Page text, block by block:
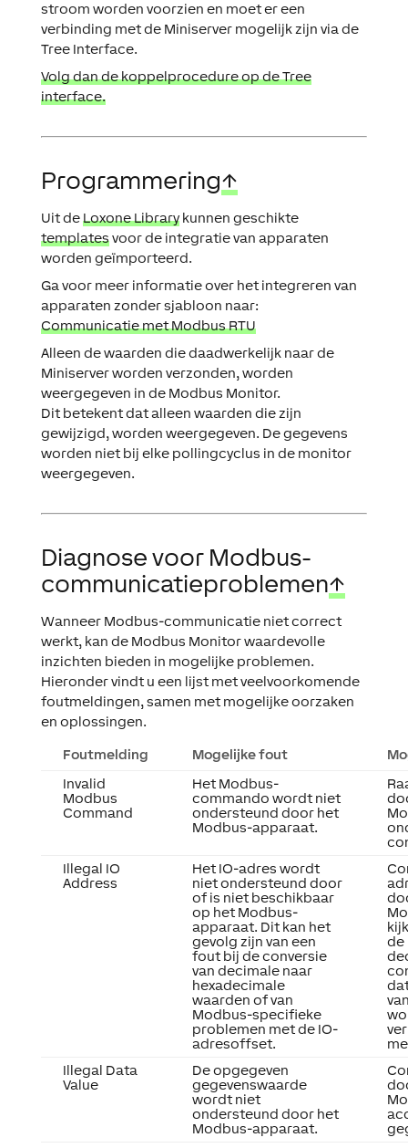
stroom worden voorzien en moet er een
verbinding met de Miniserver mogelijk zijn via de
Tree Interface.
Volg dan de koppelprocedure op de Tree
interface.
Programmering↑
Uit deLoxone Librarykunnen geschikte
templatesvoor de integratie van apparaten
worden geïmporteerd.
Ga voor meer informatie over het integreren van
apparaten zonder sjabloon naar:
Communicatie met Modbus RTU
Alleen de waarden die daadwerkelijk naar de
Miniserver worden verzonden, worden
weergegeven in de Modbus Monitor.
Dit betekent dat alleen waarden die zijn
gewijzigd, worden weergegeven. De gegevens
worden niet bij elke pollingcyclus in de monitor
weergegeven.
Diagnose voor Modbus-
communicatieproblemen↑
Wanneer Modbus-communicatie niet correct
werkt, kan de Modbus Monitorwaardevolle
inzichten bieden in mogelijke problemen.
Hieronder vindt u een lijst met veelvoorkomende
foutmeldingen, samen met mogelijke oorzaken
en oplossingen.
Foutmelding Mogelijke fout
Invalid
Modbus
Command
Het Modbus-
commando wordt niet
ondersteund door het
Modbus-apparaat.
Illegal IO
Address
Het IO-adres wordt
niet ondersteund door
of is niet beschikbaar
op het Modbus-
apparaat. Dit kan het
gevolg zijn van een
fout bij de conversie
van decimale naar
hexadecimale
waarden of van
Modbus-specifieke
problemen met de IO-
adresoffset.
de
Illegal Data
Value
De opgegeven
gegevenswaarde
wordt niet
ondersteund door het
Modbus-apparaat.